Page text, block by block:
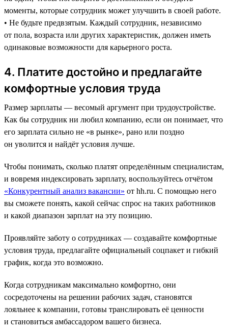
моменты, которые сотрудник может улучшить в своей работе.
• Не будьте предвзятым. Каждый сотрудник, независимо
от пола, возраста или других характеристик, должен иметь
одинаковые возможности для карьерного роста.
4. Платите достойно и предлагайте
комфортные условия труда
Размер зарплаты — весомый аргумент при трудоустройстве.
Как бы сотрудник ни любил компанию, если он понимает, что
его зарплата сильно не «в рынке», рано или поздно
он уволится и найдёт условия лучше.
Чтобы понимать, сколько платят определённым специалистам,
и вовремя индексировать зарплату, воспользуйтесь отчётом
«Конкурентный анализ вакансии» от hh.ru. С помощью него
вы сможете понять, какой сейчас спрос на таких работников
и какой диапазон зарплат на эту позицию.
Проявляйте заботу о сотрудниках — создавайте комфортные
условия труда, предлагайте официальный соцпакет и гибкий
график, когда это возможно.
Когда сотрудникам максимально комфортно, они
сосредоточены на решении рабочих задач, становятся
лояльнее к компании, готовы транслировать её ценности
и становиться амбассадором вашего бизнеса.